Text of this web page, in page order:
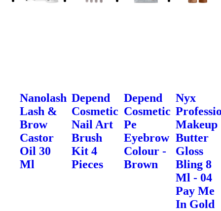
Nanolash
Lash &
Brow
Castor
Oil 30
Ml
Depend
Cosmetic
Nail Art
Brush
Kit 4
Pieces
Depend
Cosmetic
Pe
Eyebrow
Colour -
Brown
Nyx
Makeup
Butter
Gloss
Bling 8
Ml - 04
Pay Me
In Gold